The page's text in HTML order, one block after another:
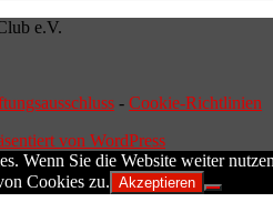
e.V.
- Cookie-Richtlinien
von WordPress
Wenn Sie die Website weiter
Cookies zu. Akzeptieren